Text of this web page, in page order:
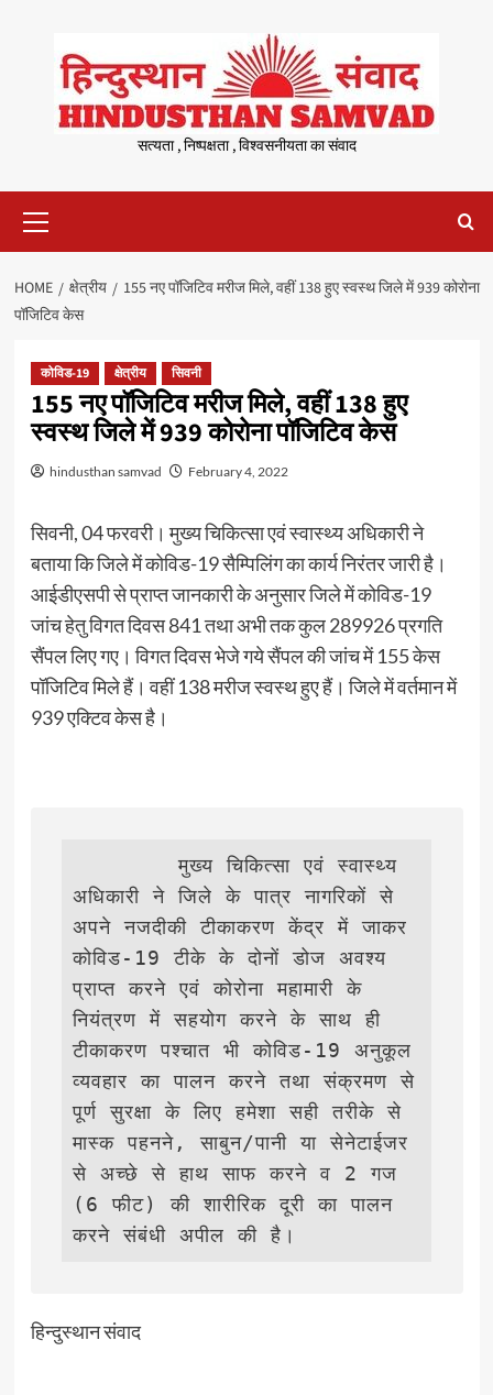
content
सत्यता , निष्पक्षता , विश्वसनीयता का संवाद
Menu
HOME क्षेत्रीय
155 नए पॉजिटिव मरीज मिले, वहीं 138 हुए स्वस्थ जिले में 939 कोरोना
पॉजिटिव केस
कोविड-19 क्षेत्रीय सिवनी
155 नए पॉजिटिव मरीज मिले, वहीं 138 हुए
स्वस्थ जिले में 939 कोरोना पॉजिटिव केस
hindusthan samvad February 4, 2022
सिवनी, 04 फरवरी। मुख्य चिकित्सा एवं स्वास्थ्य अधिकारी ने
बताया कि जिले में कोविड-19 सैम्पिलिंग का कार्य निरंतर जारी है।
आईडीएसपी से प्राप्त जानकारी के अनुसार जिले में कोविड-19
जांच हेतु विगत दिवस 841 तथा अभी तक कुल 289926 प्रगति
सैंपल लिए गए। विगत दिवस भेजे गये सैंपल की जांच में 155 केस
पॉजिटिव मिले हैं। वहीं 138 मरीज स्वस्थ हुए हैं। जिले में वर्तमान में
939 एक्टिव केस है।
        मुख्य चिकित्सा एवं स्वास्थ्य
अधिकारी ने जिले के पात्र नागरिकों से
अपने नजदीकी टीकाकरण केंद्र में जाकर
कोविड-19 टीके के दोनों डोज अवश्य
प्राप्त करने एवं कोरोना महामारी के
नियंत्रण में सहयोग करने के साथ ही
टीकाकरण पश्चात भी कोविड-19 अनुकूल
व्यवहार का पालन करने तथा संक्रमण से
पूर्ण सुरक्षा के लिए हमेशा सही तरीके से
मास्क पहनने, साबुन/पानी या सेनेटाईजर
से अच्छे से हाथ साफ करने व 2 गज
(6 फीट) की शारीरिक दूरी का पालन
करने संबंधी अपील की है।
हिन्दुस्थान संवाद